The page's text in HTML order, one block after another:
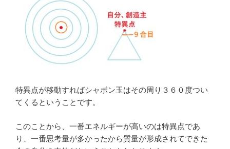
特異点が移動すればシャボン玉はその周り３６０度つい
てくるということです。
このことから、一番エネルギーが高いのは特異点であ
り、一番思考量が多かったから質量が形成されてできた